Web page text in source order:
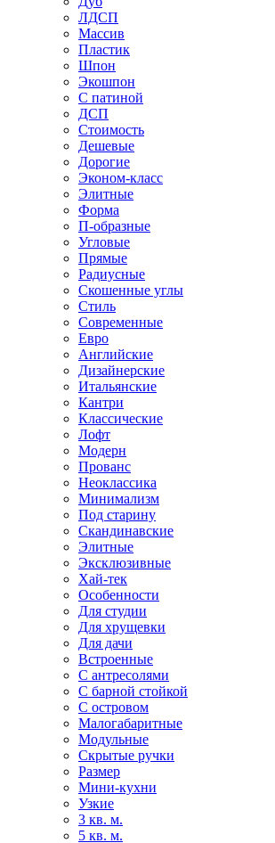
ЛДСП
Массив
Пластик
Шпон
Экошпон
С патиной
ДСП
Стоимость
Дешевые
Дорогие
Эконом-класс
Элитные
Форма
П-образные
Угловые
Прямые
Радиусные
Скошенные углы
Стиль
Современные
Евро
Английские
Дизайнерские
Итальянские
Кантри
Классические
Лофт
Модерн
Прованс
Неоклассика
Минимализм
Под старину
Скандинавские
Элитные
Эксклюзивные
Хай-тек
Особенности
Для студии
Для хрущевки
Для дачи
Встроенные
С антресолями
С барной стойкой
С островом
Малогабаритные
Модульные
Скрытые ручки
Размер
Мини-кухни
Узкие
3 кв. м.
5 кв. м.